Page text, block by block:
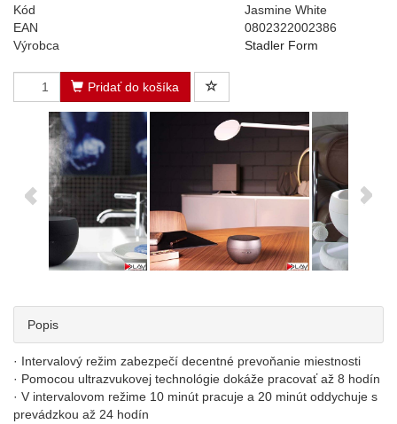
Kód
Jasmine White
EAN
0802322002386
Výrobca
Stadler Form
Pridať do košíka
Popis
· Intervalový režim zabezpečí decentné prevoňanie miestnosti
· Pomocou ultrazvukovej technológie dokáže pracovať až 8 hodín
· V intervalovom režime 10 minút pracuje a 20 minút oddychuje s
prevádzkou až 24 hodín